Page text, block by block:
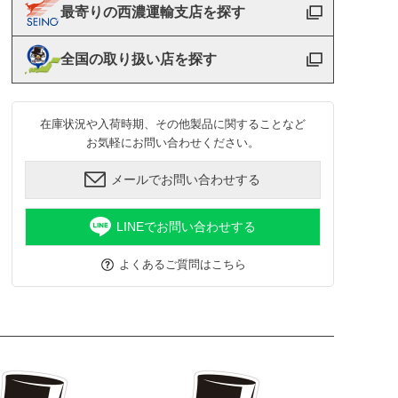
最寄りの西濃運輸支店を探す
全国の取り扱い店を探す
在庫状況や入荷時期、その他製品に関することなど
お気軽にお問い合わせください。
メールでお問い合わせする
LINEでお問い合わせする
よくあるご質問はこちら